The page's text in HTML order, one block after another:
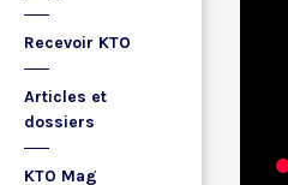
Recevoir KTO
Articles et
dossiers
KTO Mag